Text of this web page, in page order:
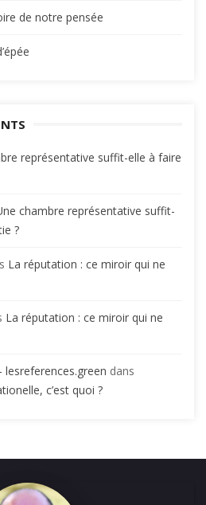
de notre pensée
représentative suffit-elle à faire
chambre représentative suffit-
?
La réputation : ce miroir qui ne
La réputation : ce miroir qui ne
dans
c’est quoi ?